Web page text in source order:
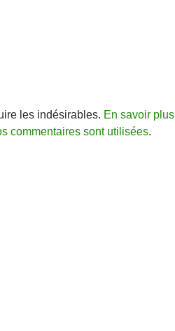
les indésirables. En savoir plus
commentaires sont utilisées.